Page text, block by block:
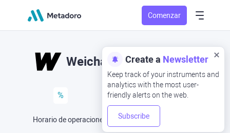
Comenzar
Create a Newsletter
Keep track of your instruments and
analytics with the most user-
friendly alerts on the web.
Subscribe
Weichai
%
Horario de operaciones (UTC) -Abrir ahora